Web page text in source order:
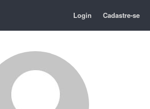
Login Cadastre-se